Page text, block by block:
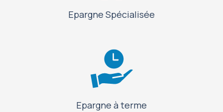
Epargne Spécialisée
Epargne à terme